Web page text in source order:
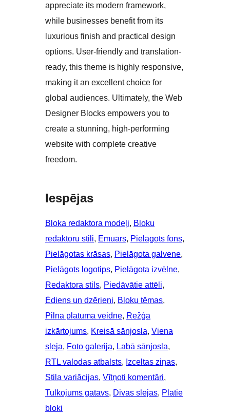
appreciate its modern framework,
while businesses benefit from its
luxurious finish and practical design
options. User-friendly and translation-
ready, this theme is highly responsive,
making it an excellent choice for
global audiences. Ultimately, the Web
Designer Blocks empowers you to
create a stunning, high-performing
website with complete creative
freedom.
Iespējas
Bloka redaktora modeļi, Bloku
redaktoru stili, Emuārs, Pielāgots fons
Pielāgotas krāsas, Pielāgota galvene
Pielāgots logotips, Pielāgota izvēlne
Redaktora stils, Piedāvātie attēli
Ēdiens un dzērieni, Bloku tēmas
Pilna platuma veidne, Režģa
izkārtojums, Kreisā sānjosla, Viena
sleja, Foto galerija, Labā sānjosla
RTL valodas atbalsts, Izceltas ziņas
Stila variācijas, Vītņoti komentāri
Tulkojums gatavs, Divas slejas, Platie
bloki